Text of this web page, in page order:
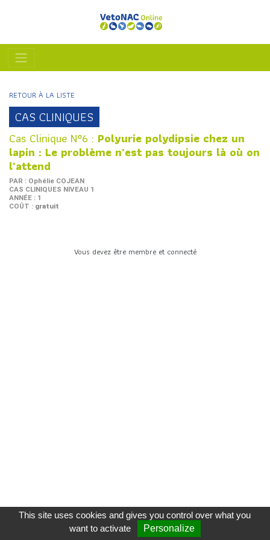
RETOUR À LA LISTE
CAS CLINIQUES
Cas Clinique N°6 : Polyurie polydipsie chez un
lapin : Le problème n’est pas toujours là où on
l’attend
PAR : Ophélie COJEAN
CAS CLINIQUES NIVEAU 1
ANNÉE : 1
COÛT : gratuit
Vous devez être membre et connecté
CGU-VOS FORMATEURS-CONTACT
This site uses cookies and gives you control over what you
want to activate
Personalize